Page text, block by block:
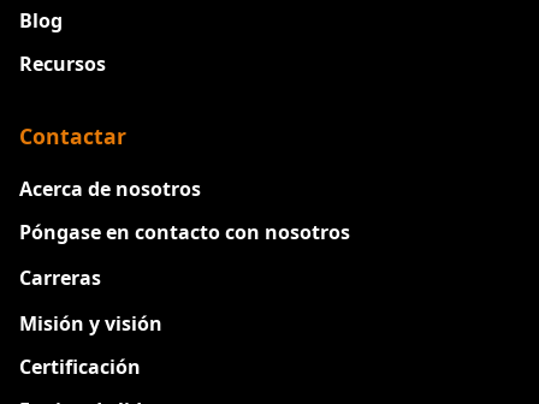
Blog
Recursos
Contactar
Acerca de nosotros
Póngase en contacto con nosotros
Carreras
Misión y visión
Certificación